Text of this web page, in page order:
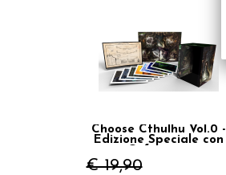
Choose Cthulhu Vol.0 -
Edizione Speciale con
€ 19,90